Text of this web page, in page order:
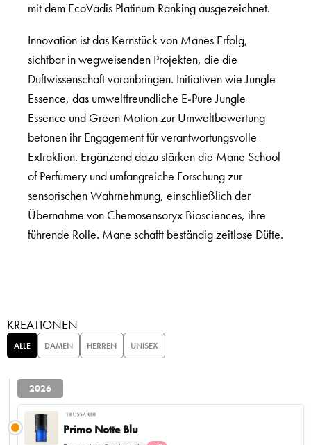
mit dem EcoVadis Platinum Ranking ausgezeichnet.
Innovation ist das Kernstück von Manes Erfolg,
sichtbar in wegweisenden Projekten, die die
Duftwissenschaft voranbringen. Initiativen wie Jungle
Essence, das umweltfreundliche E-Pure Jungle
Essence und Green Motion zur Umweltbewertung
betonen ihr Engagement für verantwortungsvolle
Extraktion. Ergänzend dazu stärken die Mane School
of Perfumery und umfangreiche Forschung zur
sensorischen Wahrnehmung, einschließlich der
Übernahme von Chemosensoryx Biosciences, ihre
führende Rolle. Mane schafft beständig zeitlose Düfte.
KREATIONEN
ALLE DAMEN HERREN UNISEX
2026
Primo Notte Blu